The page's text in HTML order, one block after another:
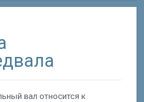
вал относится к